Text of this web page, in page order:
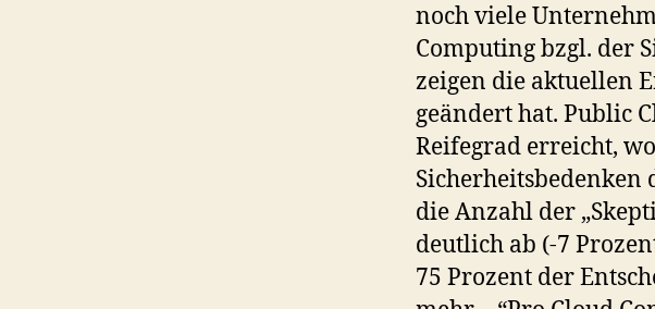
noch viele
Computing bzgl. der
zeigen die aktuellen
geändert hat. Public
Reifegrad erreicht,
Sicherheitsbedenken
die Anzahl der
deutlich ab (-7
75 Prozent der